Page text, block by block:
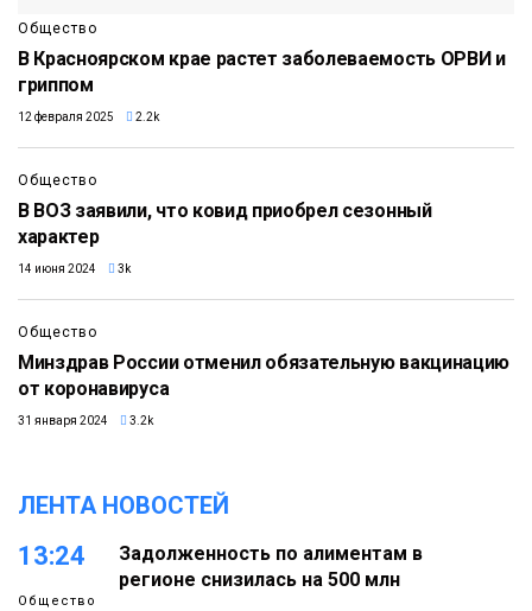
Общество
В Красноярском крае растет заболеваемость ОРВИ и
гриппом
12 февраля 2025 2.2k
Общество
В ВОЗ заявили, что ковид приобрел сезонный
характер
14 июня 2024 3k
Общество
Минздрав России отменил обязательную вакцинацию
от коронавируса
31 января 2024 3.2k
ЛЕНТА НОВОСТЕЙ
13:24
Общество
Задолженность по алиментам в
регионе снизилась на 500 млн